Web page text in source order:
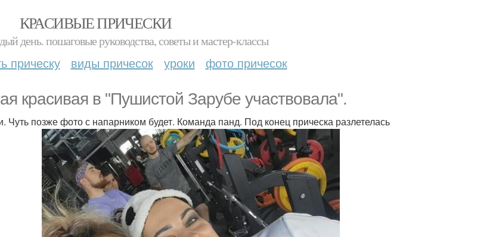
КРАСИВЫЕ ПРИЧЕСКИ
день. пошаговые руководства, советы и мастер-классы
прическу виды причесок уроки фото причесок
красивая в "Пушистой Зарубе участвовала".
Чуть позже фото с напарником будет. Команда панд. Под конец прическа разлетелась